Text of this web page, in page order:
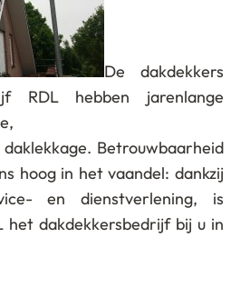
De dakdekkers
RDL hebben jarenlange
Betrouwbaarheid
hoog in het vaandel: dankzij
en dienstverlening, is
het dakdekkersbedrijf bij u in